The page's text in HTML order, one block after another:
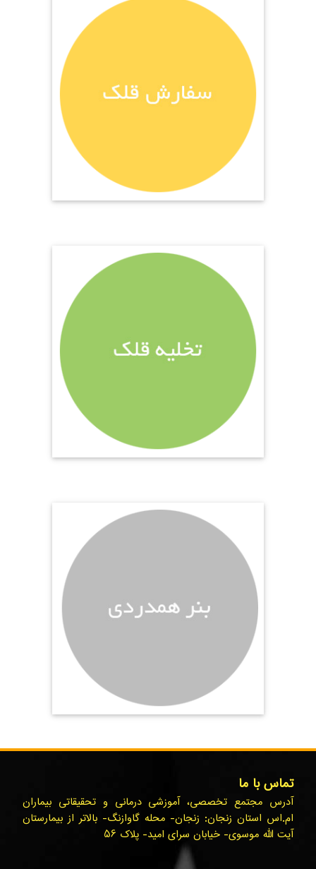
تماس با ما
آدرس مجتمع تخصصی، آموزشی درمانی و تحقیقاتی بیماران
ام.اس استان زنجان: زنجان- محله گاوازنگ- بالاتر از بیمارستان
آیت الله موسوی- خیابان سرای امید- پلاک ۵۶